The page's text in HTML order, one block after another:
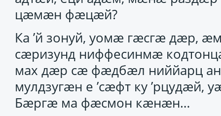
цӕмӕн фӕцӕй?
Ка ’й зонуй, уомӕ гӕсгӕ дӕр,
сӕризунд ниффесинмӕ
мах дӕр сӕ фӕдбӕл ниййарц
мулдзугӕн е ’сӕфт ку
Бӕргӕ ма фӕсмон кӕнӕн…